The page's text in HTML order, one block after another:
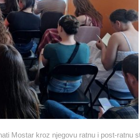
Mostar kroz njegovu ratnu i post-ratnu